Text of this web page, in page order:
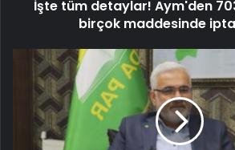
İşte tüm detaylar! Aym'den 703
birçok maddesinde